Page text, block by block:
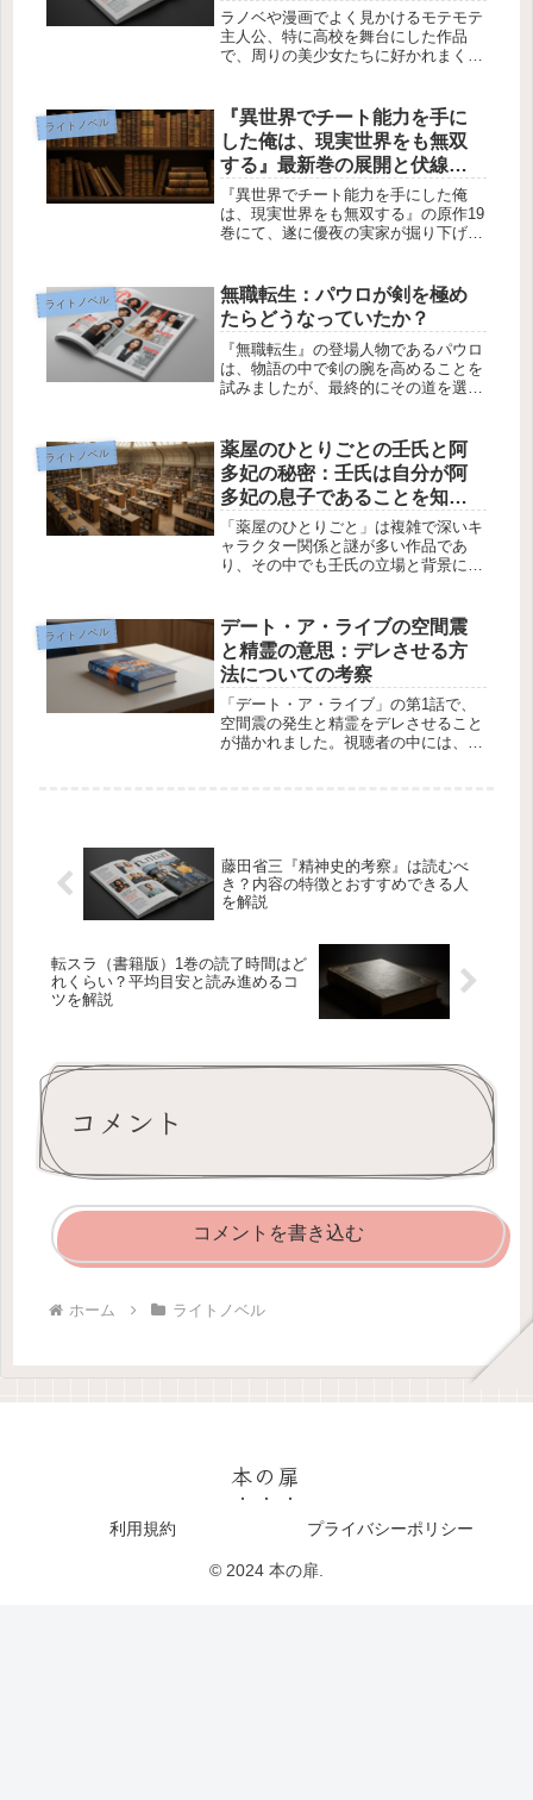
ラノベや漫画でよく見かけるモテモテ
主人公、特に高校を舞台にした作品
で、周りの美少女たちに好かれまくる
登場する作品を紹介します。今回は、
周りの男女が恋愛に発展する中で、主
人公だ...
ライトノベル
『異世界でチート能力を手に
した俺は、現実世界をも無双
する』最新巻の展開と伏線に
ついて考察
『異世界でチート能力を手にした俺
は、現実世界をも無双する』の原作19
巻にて、遂に優夜の実家が掘り下げら
い展開について考察し、また今後の家
族との関係性や、関連する伏線につい
て...
ライトノベル
無職転生：パウロが剣を極め
たらどうなっていたか？
『無職転生』の登場人物であるパウロ
は、物語の中で剣の腕を高めることを
試みましたが、最終的にその道を選ば
めようとした場合、どれほどの強さを
持つことになったのでしょうか？この
記...
ライトノベル
薬屋のひとりごとの壬氏と阿
多妃の秘密：壬氏は自分が阿
多妃の息子であることを知っ
ているのか？
「薬屋のひとりごと」は複雑で深いキ
ャラクター関係と謎が多い作品であ
り、その中でも壬氏の立場と背景につ
期に取り替えられて現帝の弟となって
いるという特殊な立場にあります。こ
の設...
ライトノベル
デート・ア・ライブの空間震
と精霊の意思：デレさせる方
法についての考察
「デート・ア・ライブ」の第1話で、
空間震の発生と精霊をデレさせること
が描かれました。視聴者の中には、空
藤田省三『精神史的考察』は読むべ
き？内容の特徴とおすすめできる人
を解説
転スラ（書籍版）1巻の読了時間はど
れくらい？平均目安と読み進めるコ
ツを解説
コメント
コメントを書き込む
ホーム ライトノベル
本の扉
利用規約 プライバシーポリシー
© 2024 本の扉.